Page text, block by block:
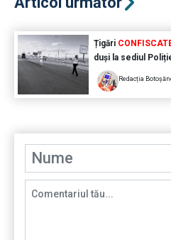
Țigări
duși la sediul
Redacția